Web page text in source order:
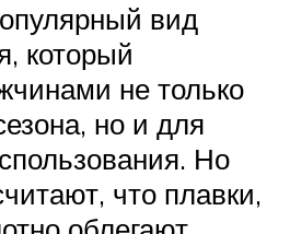
вид
который
не только
но и для
Но
что плавки,